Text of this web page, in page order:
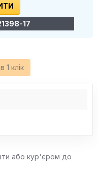
17
1 клік
або кур'єром до